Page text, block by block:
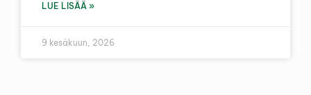
LUE LISÄÄ »
9 kesäkuun, 2026